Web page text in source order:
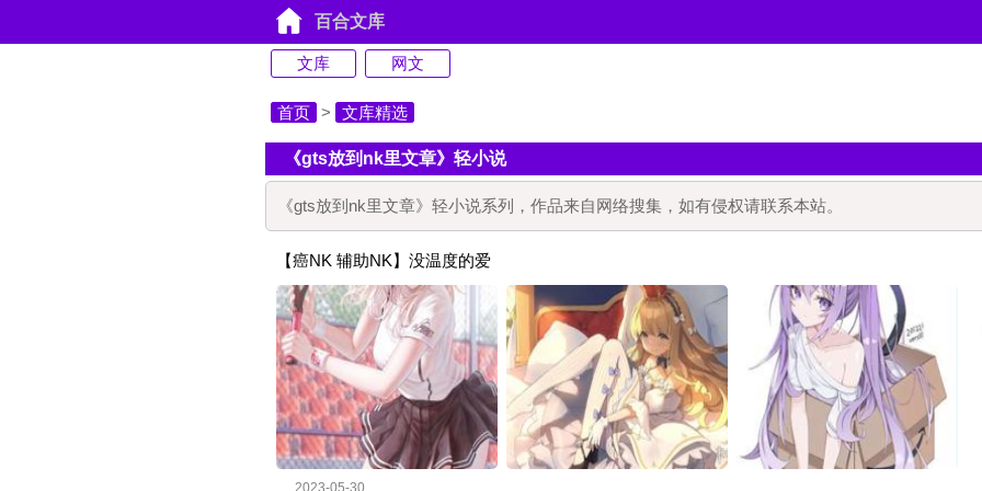
百合文库
文库 网文
首页 > 文库精选
《gts放到nk里文章》轻小说
《gts放到nk里文章》轻小说系列，作品来自网络搜集，如有侵权请联系本站。
【癌NK 辅助NK】没温度的爱
2023-05-30